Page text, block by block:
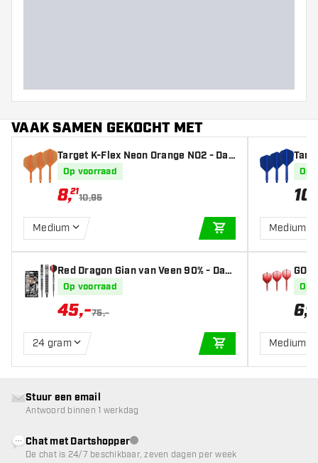
VAAK SAMEN GEKOCHT MET
Target K-Flex Neon Orange NO2 - Dar
t Flights
Op voorraad
8,21
10,95
Medium
IN WINKELWAGEN
Red Dragon Gian van Veen 90% - Dart
pijlen
Op voorraad
45,-75,-
24 gram
IN WINKELWAGEN
Op
10
Medium
Op
6,95
Medium
Stuur een email
Antwoord binnen 1 werkdag
Chat met Dartshopperklantenservice niet beschikbaar
De chat is 24/7 beschikbaar, zeven dagen per week